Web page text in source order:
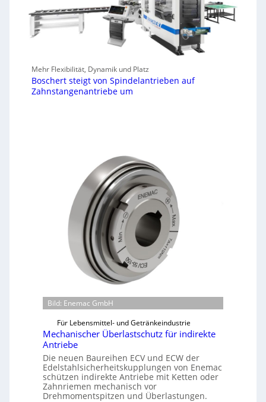
Mehr Flexibilität, Dynamik und Platz
Boschert steigt von Spindelantrieben auf
Zahnstangenantriebe um
Bild: Enemac GmbH
Für Lebensmittel- und Getränkeindustrie
Mechanischer Überlastschutz für indirekte
Antriebe
Die neuen Baureihen ECV und ECW der
Edelstahlsicherheitskupplungen von Enemac
schützen indirekte Antriebe mit Ketten oder
Zahnriemen mechanisch vor
Drehmomentspitzen und Überlastungen.